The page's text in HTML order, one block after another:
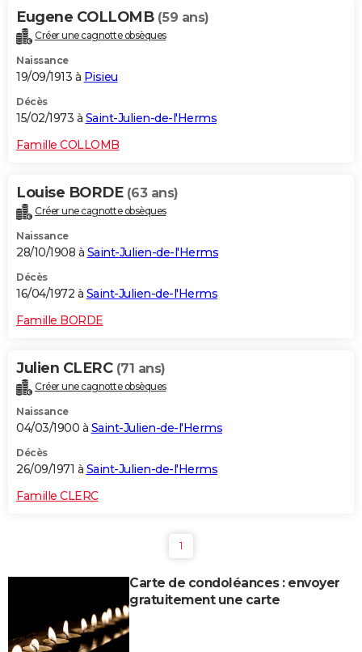
Eugene COLLOMB (59 ans)
Créer une cagnotte obsèques
Naissance
19/09/1913 à Pisieu
Décès
15/02/1973 à Saint-Julien-de-l'Herms
Famille COLLOMB
Louise BORDE (63 ans)
Créer une cagnotte obsèques
Naissance
28/10/1908 à Saint-Julien-de-l'Herms
Décès
16/04/1972 à Saint-Julien-de-l'Herms
Famille BORDE
Julien CLERC (71 ans)
Créer une cagnotte obsèques
Naissance
04/03/1900 à Saint-Julien-de-l'Herms
Décès
26/09/1971 à Saint-Julien-de-l'Herms
Famille CLERC
1
Carte de condoléances : envoyer
gratuitement une carte